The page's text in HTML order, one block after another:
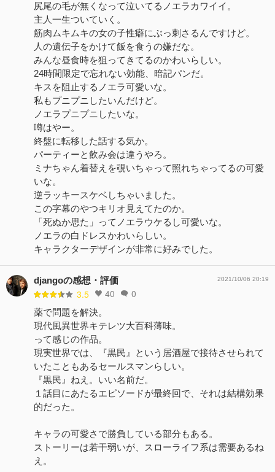
尻尾の毛が無くなって泣いてるノエラカワイイ。
主人一生ついていく。
筋肉ムキムキの女の子性癖にぶっ刺さるんですけど。
人の遺伝子をかけて飯を食うの嫌だな。
みんな昼食時を狙ってきてるのかわいらしい。
24時間限定で忘れない効能、暗記パンだ。
キスを阻止するノエラ可愛いな。
私もプニプニしたいんだけど。
ノエラプニプニしたいな。
噂はやー。
終盤に転移した話する気か。
パーティーと飲み会は違うやろ。
ミナちゃん着替えを覗いちゃって照れちゃってるの可愛
いな。
逆ラッキースケベしちゃいました。
この字幕のやつキリオ見えてたのか。
「死ぬか思た」ってノエラウケるし可愛いな。
ノエラの白ドレスかわいらしい。
キャラクターデザインが非常に好みでした。
djangoの感想・評価
3.5 40 0
2021/10/06 20:19
薬で問題を解決。
現代風異世界キテレツ大百科薄味。
って感じの作品。
現実世界では、『黒民』という居酒屋で接待させられて
いたこともあるセールスマンらしい。
『黒民』ねえ。いい名前だ。
１話目にあたるエピソードが最終回で、それは結構効果
的だった。
キャラの可愛さで勝負している部分もある。
ストーリーは若干弱いが、スローライフ系は需要あるね
え。